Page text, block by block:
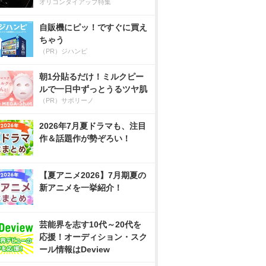
オリコンタイアップ特集
自販機にピッ！ですぐに買え
ちゃう
（PR）ジハンピ
朝1分貼るだけ！ミルクピー
ルで一日中ずっとうるツヤ肌
（PR）サボリーノ
2026年7月夏ドラマも、注目
作＆話題作が勢ぞろい！
【夏アニメ2026】7月期夏の
新アニメを一挙紹介！
芸能界を志す10代～20代を
応援！オーディション・スク
ール情報はDeview